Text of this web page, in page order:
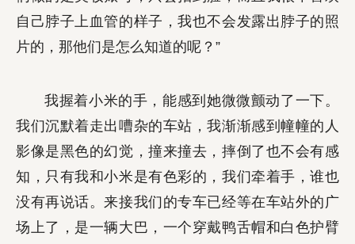
自己脖子上血管的样子，我也不会发露出脖子的照
片的，那他们是怎么知道的呢？”
我握着小米的手，能感到她微微颤动了一下。
我们沉默着走出嘈杂的车站，我渐渐感到幢幢的人
影像是黑色的幻觉，撞来撞去，摔倒了也不会有感
知，只有我和小米是有色彩的，我们牵着手，谁也
没有再说话。来接我们的专车已经等在车站外的广
场上了，是一辆大巴，一个穿戴鸭舌帽和白色护臂